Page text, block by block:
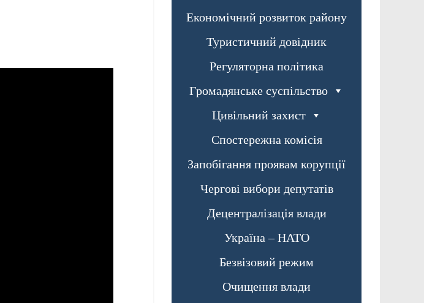
Економічний розвиток району
Туристичний довідник
Регуляторна політика
Громадянське суспільство
Цивільний захист
Спостережна комісія
Запобігання проявам корупції
Чергові вибори депутатів
Децентралізація влади
Україна – НАТО
Безвізовий режим
Очищення влади